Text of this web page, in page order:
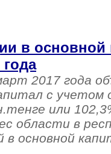
в основной
года
2017 года
с учетом
или
области в
в основной